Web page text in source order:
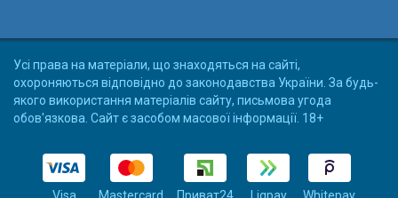
Усі права на матеріали, що знаходяться на сайті,
охороняються відповідно до законодавства України. За будь-
якого використання матеріалів сайту, письмова угода
обов'язкова. Сайт є засобом масової інформації. 18+